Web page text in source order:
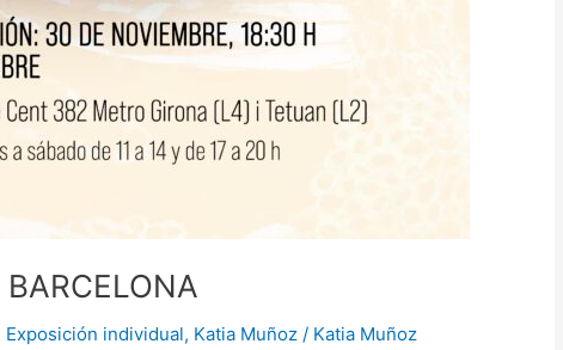
Exposición individual, Katia Muñoz / Katia Muñoz